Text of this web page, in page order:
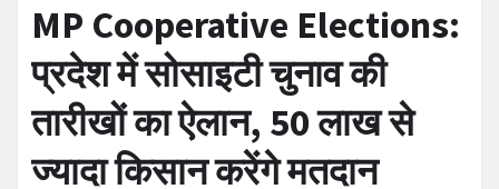
MP Cooperative Elections:
प्रदेश में सोसाइटी चुनाव की
तारीखों का ऐलान, 50 लाख से
ज्यादा किसान करेंगे मतदान